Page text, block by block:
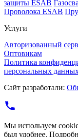
защиты ESAB
Проволока ESAB
Услуги
Авторизованный
Оптовикам
Политика
персональных
Сайт разработали:
Мы используем
был удобнее.